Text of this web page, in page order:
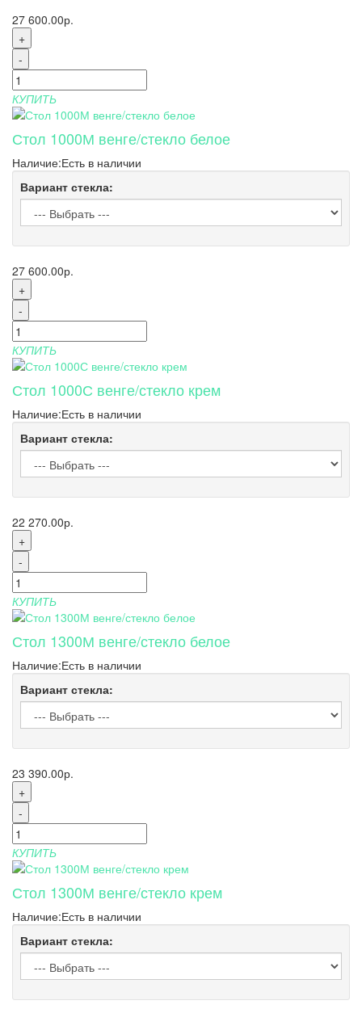
27 600.00р.
+
-
КУПИТЬ
Стол 1000М венге/стекло белое
Наличие:Есть в наличии
Вариант стекла:
27 600.00р.
+
-
КУПИТЬ
Стол 1000С венге/стекло крем
Наличие:Есть в наличии
Вариант стекла:
22 270.00р.
+
-
КУПИТЬ
Стол 1300М венге/стекло белое
Наличие:Есть в наличии
Вариант стекла:
23 390.00р.
+
-
КУПИТЬ
Стол 1300М венге/стекло крем
Наличие:Есть в наличии
Вариант стекла: